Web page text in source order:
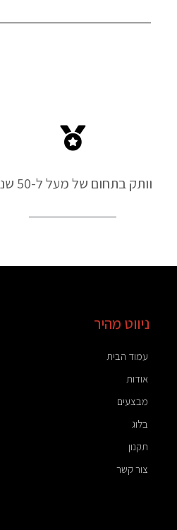
פלסטיק
וותק בתחום של מעל ל-50 שנה
ניווט מהיר
עמוד הבית
אודות
מבצעים
בלוג
תקנון
צור קשר